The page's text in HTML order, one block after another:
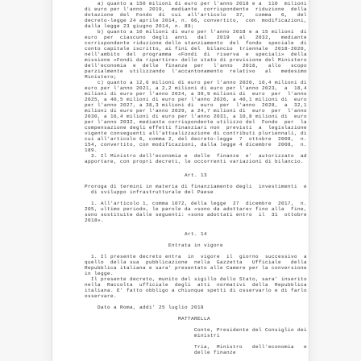
    a) quanto a 150 milioni di euro per l'anno 2018 e a  110  milioni
di euro per l'anno  2019,  mediante  corrispondente  riduzione  della
dotazione  del  Fondo  di  cui  all'articolo   37,   comma   6,   del
decreto-legge 24 aprile 2014, n. 66, convertito,  con  modificazioni,
dalla legge 23 giugno 2014, n. 89;
    b) quanto a 10 milioni di euro per l'anno 2018 e a 15 milioni  di
euro  per  ciascuno  degli  anni   dal   2019   al   2032,   mediante
corrispondente riduzione dello stanziamento  del  fondo  speciale  di
conto capitale iscritto, ai fini del  bilancio  triennale  2018-2020,
nell'ambito  del  programma  «Fondi  di  riserva  e  speciali»  della
missione «Fondi da ripartire» dello stato di previsione del Ministero
dell'economia  e  delle  finanze  per   l'anno   2018,   allo   scopo
parzialmente  utilizzando  l'accantonamento  relativo   al   medesimo
Ministero;
    c) quanto a 12,6 milioni di euro per l'anno 2020, 10,4 milioni di
euro per l'anno 2021, a 2,2 milioni di euro per l'anno 2023,  a  18,4
milioni di euro per l'anno 2024, a 39,9 milioni di  euro  per  l'anno
2025, a 40,5 milioni di euro per l'anno 2026, a 40,1 milioni di  euro
per l'anno 2027, a 38,3 milioni di  euro  per  l'anno  2028,  a  32,1
milioni di euro per l'anno 2029, a 24,7 milioni di  euro  per  l'anno
2030, a 16,4 milioni di euro per l'anno 2031, a 10,8 milioni di  euro
per l'anno 2032, mediante corrispondente utilizzo del  Fondo  per  la
compensazione degli effetti finanziari non  previsti  a  legislazione
vigente conseguenti all'attualizzazione di contributi pluriennali, di
cui all'articolo 6, comma 2, del decreto-legge  7  ottobre  2008,  n.
154, convertito, con modificazioni, dalla legge 4 dicembre  2008,  n.
189.
  3. Il Ministro dell'economia e  delle  finanze  e'  autorizzato  ad
                               Art. 13
Proroga di termini in materia di finanziamento degli  investimenti  e
  di sviluppo infrastrutturale del Paese
  1. All'articolo 1, comma 1072, della legge  27  dicembre  2017,  n.
205, ultimo periodo, le parole da «sono da adottare» fino alla  fine,
sono sostituite dalle seguenti: «sono adottati entro  il  31  ottobre
                               Art. 14
                          Entrata in vigore
  1. Il presente decreto entra  in  vigore  il  giorno  successivo  a
quello  della sua  pubblicazione  nella  Gazzetta   Ufficiale   della
Repubblica italiana e sara' presentato alle Camere per la conversione
in legge.
  Il presente decreto, munito del sigillo dello Stato, sara' inserito
nella  Raccolta  ufficiale  degli  atti  normativi  della  Repubblica
italiana. E' fatto obbligo a chiunque spetti di osservarlo e di farlo
osservare.
    Dato a Roma, addi' 25 luglio 2018
                             MATTARELLA
                                  Conte, Presidente del Consiglio dei
                                  ministri
                                  Tria,  Ministro   dell'economia   e
                                  delle finanze